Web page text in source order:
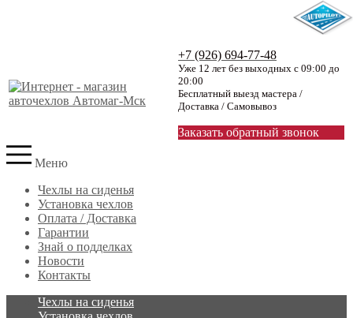
+7 (926) 694-77-48
Уже 12 лет без выходных с 09:00 до
20:00
Бесплатный выезд мастера /
Доставка / Самовывоз
Заказать обратный звонок
Меню
Чехлы на сиденья
Установка чехлов
Оплата / Доставка
Гарантии
Знай о подделках
Новости
Контакты
Чехлы на сиденья